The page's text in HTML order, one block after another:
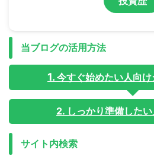
当ブログの活用方法
今すぐ始めたい人向
2. しっかり準備した
サイト内検索